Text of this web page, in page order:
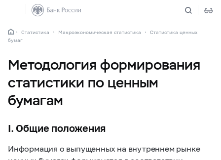
Статистика Макроэкономическая статистика
Статистика ценных
бумаг
Методология формирования
статистики по ценным
бумагам
I. Общие положения
Информация о выпущенных на внутреннем рынке